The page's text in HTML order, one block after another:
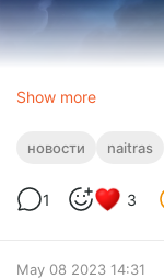
Show more
новости naitras
1 3
May 08 2023 14:31